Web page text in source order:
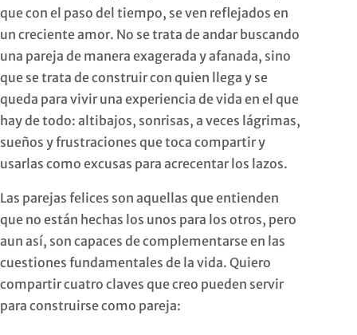
que con el paso del tiempo, se ven reflejados en
un creciente amor. No se trata de andar buscando
una pareja de manera exagerada y afanada, sino
que se trata de construir con quien llega y se
queda para vivir una experiencia de vida en el que
hay de todo: altibajos, sonrisas, a veces lágrimas,
sueños y frustraciones que toca compartir y
usarlas como excusas para acrecentar los lazos.
Las parejas felices son aquellas que entienden
que no están hechas los unos para los otros, pero
aun así, son capaces de complementarse en las
cuestiones fundamentales de la vida. Quiero
compartir cuatro claves que creo pueden servir
para construirse como pareja: